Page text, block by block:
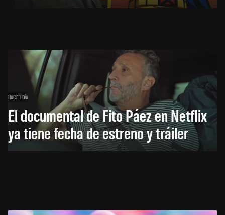
HACE 1 DÍA
El documental de Fito Páez en Netflix
ya tiene fecha de estreno y tráiler